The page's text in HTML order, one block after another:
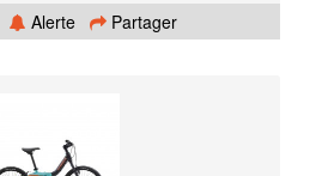
Alerte Partager